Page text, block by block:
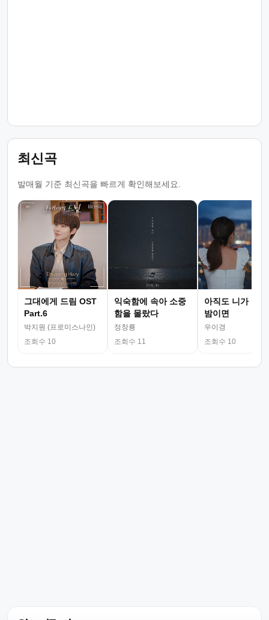
최신곡
발매월 기준 최신곡을 빠르게 확인해보세요.
그대에게 드림 OST
Part.6
박지원 (프로미스나인)
조회수 10
익숙함에 속아 소중
함을 몰랐다
정창룡
조회수 11
아직도 니가 그
밤이면
우이경
조회수 10